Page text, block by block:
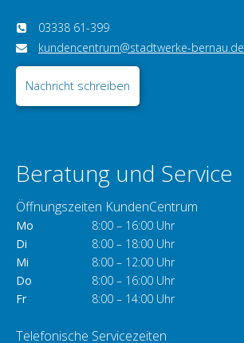
03338 61-399
kundencentrum@stadtwerke-bernau.de
Nachricht schreiben
Beratung und Service
Öffnungszeiten KundenCentrum
Mo
8:00 – 16:00 Uhr
Di
8:00 – 18:00 Uhr
Mi
8:00 – 12:00 Uhr
Do
8:00 – 16:00 Uhr
Fr
8:00 – 14:00 Uhr
Telefonische Servicezeiten